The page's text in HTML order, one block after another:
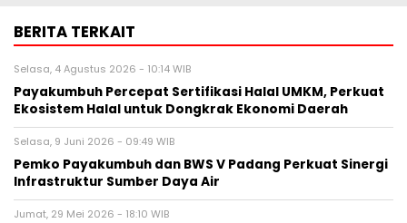
BERITA TERKAIT
Selasa, 4 Agustus 2026 - 10:14 WIB
Payakumbuh Percepat Sertifikasi Halal UMKM, Perkuat
Ekosistem Halal untuk Dongkrak Ekonomi Daerah
Selasa, 9 Juni 2026 - 09:49 WIB
Pemko Payakumbuh dan BWS V Padang Perkuat Sinergi
Infrastruktur Sumber Daya Air
Jumat, 29 Mei 2026 - 18:10 WIB